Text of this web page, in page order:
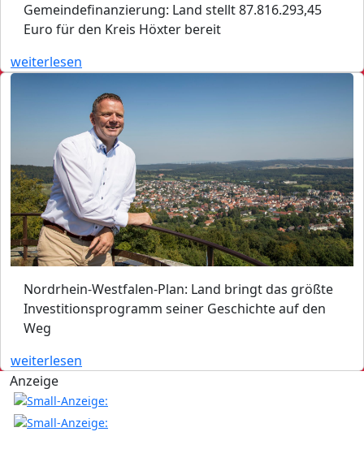
Gemeindefinanzierung: Land stellt 87.816.293,45
Euro für den Kreis Höxter bereit
weiterlesen
Nordrhein-Westfalen-Plan: Land bringt das größte
Investitionsprogramm seiner Geschichte auf den
Weg
weiterlesen
Anzeige